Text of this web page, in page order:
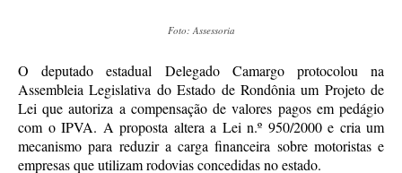
Foto: Assessoria
O deputado estadual Delegado Camargo protocolou na
Assembleia Legislativa do Estado de Rondônia um Projeto de
Lei que autoriza a compensação de valores pagos em pedágio
com o IPVA. A proposta altera a Lei n.º 950/2000 e cria um
mecanismo para reduzir a carga financeira sobre motoristas e
empresas que utilizam rodovias concedidas no estado.